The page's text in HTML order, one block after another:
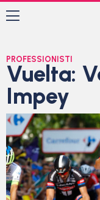
PROFESSIONISTI
Vuelta:
Impey